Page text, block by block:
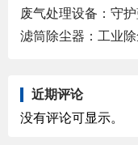
废气处理设备：守
滤筒除尘器：工业
近期评论
没有评论可显示。